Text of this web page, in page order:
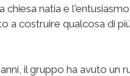
chiesa natia e
a costruire qualcosa di
il gruppo ha avuto un